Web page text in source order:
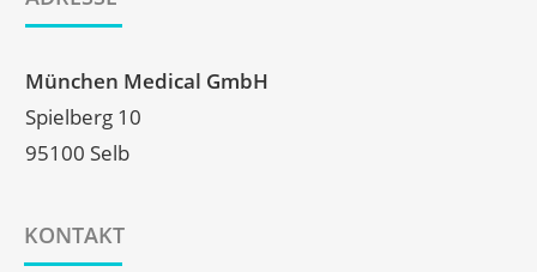
München Medical GmbH
Spielberg 10
95100 Selb
KONTAKT